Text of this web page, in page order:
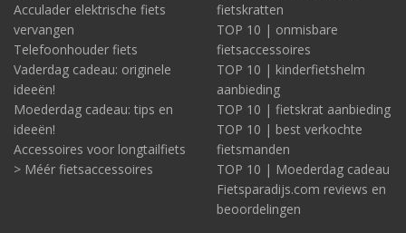
Acculader elektrische fiets
vervangen
Telefoonhouder fiets
Vaderdag cadeau: originele
ideeën!
Moederdag cadeau: tips en
ideeën!
Accessoires voor longtailfiets
> Méér fietsaccessoires
fietskratten
TOP 10 | onmisbare
fietsaccessoires
TOP 10 | kinderfietshelm
aanbieding
TOP 10 | fietskrat aanbieding
TOP 10 | best verkochte
fietsmanden
TOP 10 | Moederdag cadeau
Fietsparadijs.com reviews en
beoordelingen